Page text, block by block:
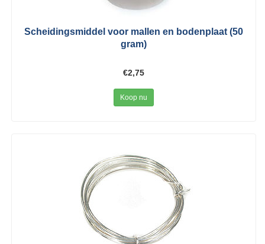
Scheidingsmiddel voor mallen en bodenplaat (50
gram)
€2,75
Koop nu